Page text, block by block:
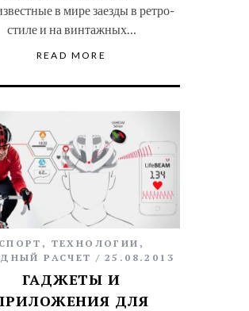
в мире заезды в ретро-
стиле и на винтажных…
READ MORE
СПОРТ , ТЕХНОЛОГИИ ,
РАСЧЕТ
25.08.2013
ГАДЖЕТЫ И
ДЛЯ